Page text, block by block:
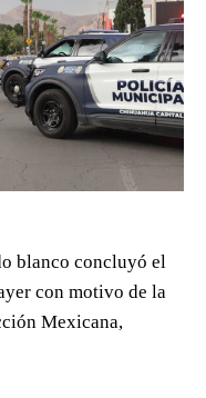
blanco concluyó el
con motivo de la
Mexicana,